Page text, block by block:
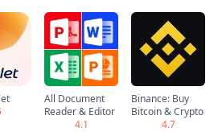
All Document
Reader & Editor
4.1
Binance: Buy
Bitcoin & Crypto
4.7